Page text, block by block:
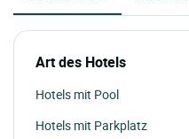
Art des Hotels
Hotels mit Pool
Hotels mit Parkplatz